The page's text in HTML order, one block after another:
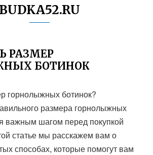
BUDKA52.RU
РАЗМЕР
БОТИНОК
горнолыжных ботинок?
размера горнолыжных
важным шагом перед покупкой
статье мы расскажем вам о
способах, которые помогут вам